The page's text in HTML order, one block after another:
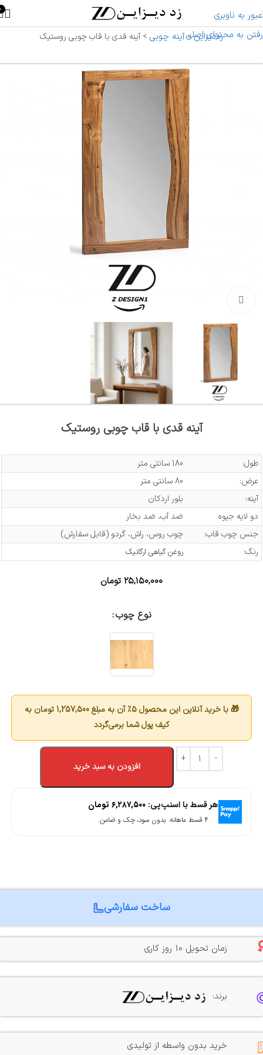
عبور به ناوبری
رفتن به محتوای اصلی
0
زددیزاین>آینه چوبی >آینه قدی با قاب چوبی روستیک
آینه قدی با قاب چوبی روستیک
طول:
180 سانتی متر
عرض:
80 سانتی متر
آینه:
بلور اردکان
دو لایه جیوه
ضد آب، ضد بخار
جنس چوب قاب:
چوب روس، راش، گردو (قابل سفارش)
رنگ:
روغن گیاهی ارگانیک
۲۵,۱۵۰,۰۰۰ تومان
نوع چوب
🎁 با خرید آنلاین این محصول 5٪ آن به مبلغ 1,257,500تومان به
کیف پول شما برمی‌گردد
افزودن به سبد خرید
هر قسط با اسنپ‌پی: ۶,۲۸۷,۵۰۰ تومان
۴ قسط ماهانه. بدون سود، چک و ضامن.
ساخت سفارشی
زمان تحویل 10 روز کاری
برند:
خرید بدون واسطه از تولیدی